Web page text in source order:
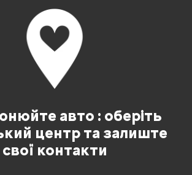
авто : оберіть
центр та залиште
свої контакти